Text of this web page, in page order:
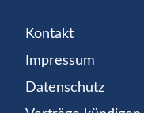
Kontakt
Impressum
Datenschutz